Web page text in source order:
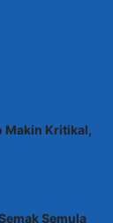
Makin Kritikal,
Semula